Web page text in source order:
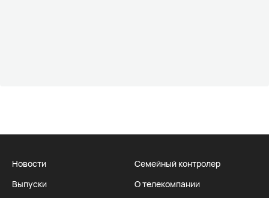
Новости
Выпуски
Семейный контролер
О телекомпании